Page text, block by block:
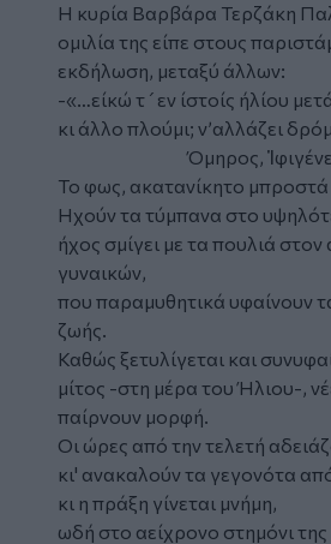
Η κυρία Βαρβάρα Τερζάκη
ομιλία της είπε στους
εκδήλωση, μεταξύ άλλων:
-«…είκώ τ´εν ίστοίς ήλίου
κι άλλο πλούμι; ν’αλλάζει
Όμηρος, Ἰφιγένεια ἡ
Το φως, ακατανίκητο
Ηχούν τα τύμπανα στο
ήχος σμίγει με τα πουλιά
γυναικών,
που παραμυθητικά υφαίνουν
ζωής.
Καθώς ξετυλίγεται και
μίτος -στη μέρα του Ήλιου-,
παίρνουν μορφή.
Οι ώρες από την τελετή
κι' ανακαλούν τα γεγονότα
κι η πράξη γίνεται μνήμη,
ωδή στο αείχρονο στημόνι